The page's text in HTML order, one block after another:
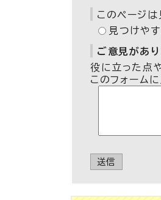
このページは
見つけや
ご意見があり
役に立った点
このフォーム
送信